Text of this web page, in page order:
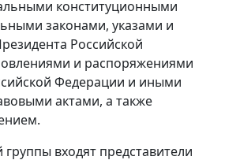
конституционными
законами, указами и
Российской
и распоряжениями
Федерации и иными
актами, а также
группы входят представители